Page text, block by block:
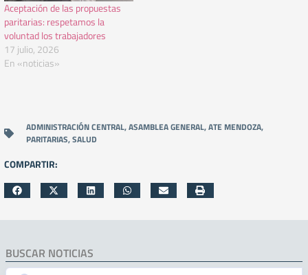
Aceptación de las propuestas
paritarias: respetamos la
voluntad los trabajadores
17 julio, 2026
En «noticias»
ADMINISTRACIÓN CENTRAL,ASAMBLEA GENERAL,ATE MENDOZA,
PARITARIAS,SALUD
COMPARTIR:
BUSCAR NOTICIAS